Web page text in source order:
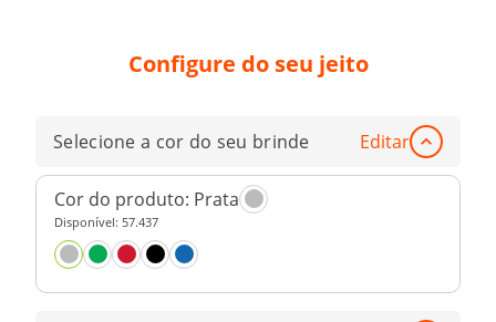
Configure do seu jeito
Selecione a cor do seu brinde Editar
Cor do produto: Prata
Disponível: 57.437